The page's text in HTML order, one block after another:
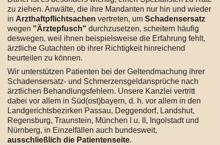
zu ziehen. Anwälte, die ihre Mandanten nur hin und wieder
in Arzthaftpflichtsachen vertreten, um Schadensersatz
wegen "Ärztepfusch" durchzusetzen, scheitern häufig
deswegen, weil ihnen beispielsweise die Erfahrung fehlt,
ärztliche Gutachten ob ihrer Richtigkeit hinreichend
beurteilen zu können.
Wir unterstützen Patienten bei der Geltendmachung ihrer
Schadensersatz- und Schmerzensgeldansprüche nach
ärztlichen Behandlungsfehlern. Unsere Kanzlei vertritt
dabei vor allem in Süd(ost)bayern, d. h. vor allem in den
Landgerichtsbezirken Passau, Deggendorf, Landshut,
Regensburg, Traunstein, München I u. II, Ingolstadt und
Nürnberg, in Einzelfällen auch bundesweit,
ausschließlich die Patientenseite.